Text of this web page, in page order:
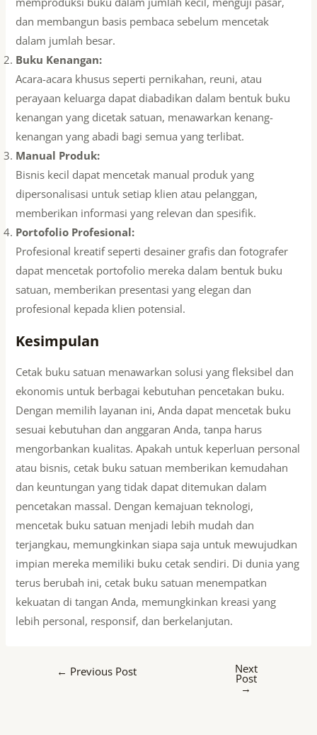
dan membangun basis pembaca sebelum mencetak
dalam jumlah besar.
Buku Kenangan:
Acara-acara khusus seperti pernikahan, reuni, atau
perayaan keluarga dapat diabadikan dalam bentuk buku
kenangan yang dicetak satuan, menawarkan kenang-
kenangan yang abadi bagi semua yang terlibat.
Manual Produk:
Bisnis kecil dapat mencetak manual produk yang
dipersonalisasi untuk setiap klien atau pelanggan,
memberikan informasi yang relevan dan spesifik.
Portofolio Profesional:
Profesional kreatif seperti desainer grafis dan fotografer
dapat mencetak portofolio mereka dalam bentuk buku
satuan, memberikan presentasi yang elegan dan
profesional kepada klien potensial.
Kesimpulan
Cetak buku satuan menawarkan solusi yang fleksibel dan
ekonomis untuk berbagai kebutuhan pencetakan buku.
Dengan memilih layanan ini, Anda dapat mencetak buku
sesuai kebutuhan dan anggaran Anda, tanpa harus
mengorbankan kualitas. Apakah untuk keperluan personal
atau bisnis, cetak buku satuan memberikan kemudahan
dan keuntungan yang tidak dapat ditemukan dalam
pencetakan massal. Dengan kemajuan teknologi,
mencetak buku satuan menjadi lebih mudah dan
terjangkau, memungkinkan siapa saja untuk mewujudkan
impian mereka memiliki buku cetak sendiri. Di dunia yang
terus berubah ini, cetak buku satuan menempatkan
kekuatan di tangan Anda, memungkinkan kreasi yang
lebih personal, responsif, dan berkelanjutan.
← Previous Post Next
Post
→